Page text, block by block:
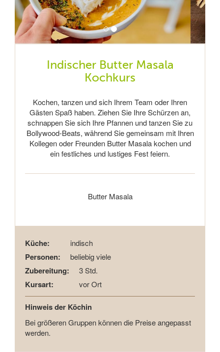
Indischer Butter Masala
Kochkurs
Kochen, tanzen und sich Ihrem Team oder Ihren
Gästen Spaß haben. Ziehen Sie Ihre Schürzen an,
schnappen Sie sich Ihre Pfannen und tanzen Sie zu
Bollywood-Beats, während Sie gemeinsam mit Ihren
Kollegen oder Freunden Butter Masala kochen und
ein festliches und lustiges Fest feiern.
Butter Masala
Küche: indisch
Personen: beliebig viele
Zubereitung: 3 Std.
Kursart: vor Ort
Hinweis der Köchin
Bei größeren Gruppen können die Preise angepasst
werden.